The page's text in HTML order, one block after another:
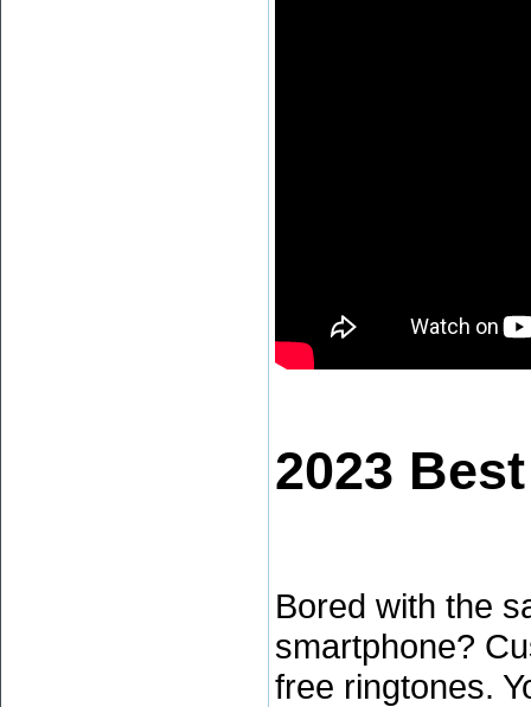
2023
Bored with the
smartphone?
free ringtones.